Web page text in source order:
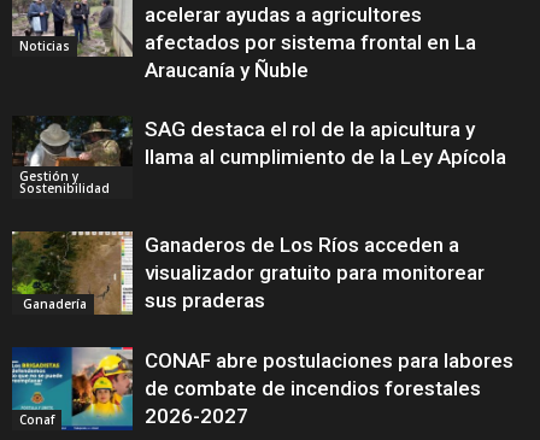
Noticias
acelerar ayudas a agricultores
afectados por sistema frontal en La
Araucanía y Ñuble
Gestión y
Sostenibilidad
SAG destaca el rol de la apicultura y
llama al cumplimiento de la Ley Apícola
Ganadería
Ganaderos de Los Ríos acceden a
visualizador gratuito para monitorear
sus praderas
Conaf
CONAF abre postulaciones para labores
de combate de incendios forestales
2026-2027